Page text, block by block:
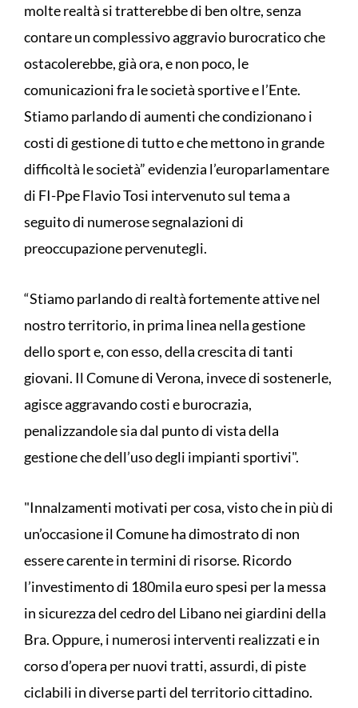
molte realtà si tratterebbe di ben oltre, senza
contare un complessivo aggravio burocratico che
ostacolerebbe, già ora, e non poco, le
comunicazioni fra le società sportive e l’Ente.
Stiamo parlando di aumenti che condizionano i
costi di gestione di tutto e che mettono in grande
difficoltà le società” evidenzia l’europarlamentare
di FI-Ppe Flavio Tosi intervenuto sul tema a
seguito di numerose segnalazioni di
preoccupazione pervenutegli.
“Stiamo parlando di realtà fortemente attive nel
nostro territorio, in prima linea nella gestione
dello sport e, con esso, della crescita di tanti
giovani. Il Comune di Verona, invece di sostenerle,
agisce aggravando costi e burocrazia,
penalizzandole sia dal punto di vista della
gestione che dell’uso degli impianti sportivi".
"Innalzamenti motivati per cosa, visto che in più di
un’occasione il Comune ha dimostrato di non
essere carente in termini di risorse. Ricordo
l’investimento di 180mila euro spesi per la messa
in sicurezza del cedro del Libano nei giardini della
Bra. Oppure, i numerosi interventi realizzati e in
corso d’opera per nuovi tratti, assurdi, di piste
ciclabili in diverse parti del territorio cittadino.